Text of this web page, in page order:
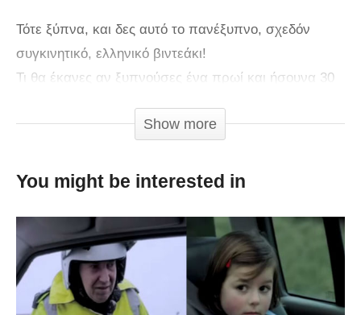
Τότε ξύπνα, και δες αυτό το πανέξυπνο, σχεδόν
συγκινητικό, ελληνικό βιντεάκι!
Τι θα έκανες αν ξυπνούσες ένα πρωί και ήσουνα 30
Show more
You might be interested in